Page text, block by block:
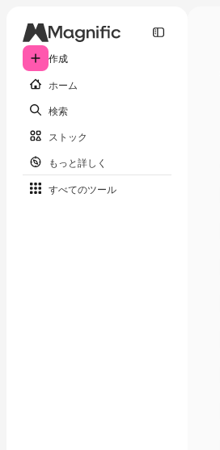
作成
ホーム
検索
ストック
もっと詳しく
すべてのツール